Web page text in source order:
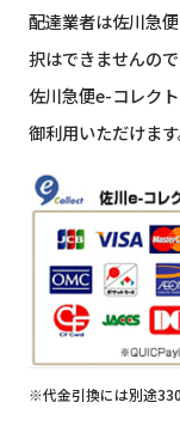
配達業者は佐川急
択はできませんの
佐川急便e-コレク
御利用いただけます
※代金引換には別途